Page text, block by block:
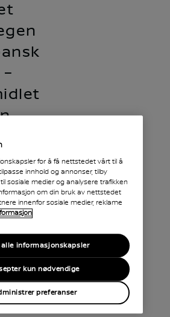
–
for å få nettstedet vårt til å
innhold og annonser, tilby
sosiale medier og analysere trafikken
om din bruk av nettstedet
innenfor sosiale medier, reklame
preferanser
kun nødvendige
informasjonskapsler